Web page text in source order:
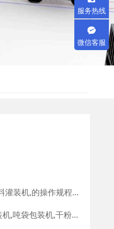
25kg电池材料灌装机,的操作规程有哪些要求
粉末立式包装机,吨袋包装机,干粉建材包装机
服务热线
微信客服